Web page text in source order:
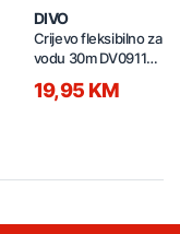
DIVO
Crijevo fleksibilno za
vodu 30m DV0911-
19,95 KM